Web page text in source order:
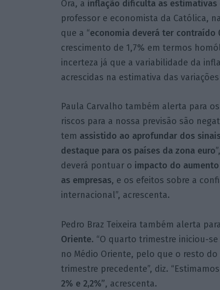
Ora, a inflação dificulta as estimativas
professor e economista da Católica,
que a “economia deverá ter contraído
crescimento de 1,7% em termos
incerteza já que a variabilidade da
acrescidas na estimativa das
Paula Carvalho também alerta para
riscos para a nossa previsão são
tem assistido ao aprofundar dos
destaque para os países da zona euro
deverá pontuar o impacto do
as empresas, e os efeitos sobre a
internacional”, acrescenta.
Pedro Braz Teixeira também alerta
Oriente. “O quarto trimestre iniciou-
no Médio Oriente, pelo que o resto
trimestre precedente”, diz.
2% e 2,2%”, acrescenta.